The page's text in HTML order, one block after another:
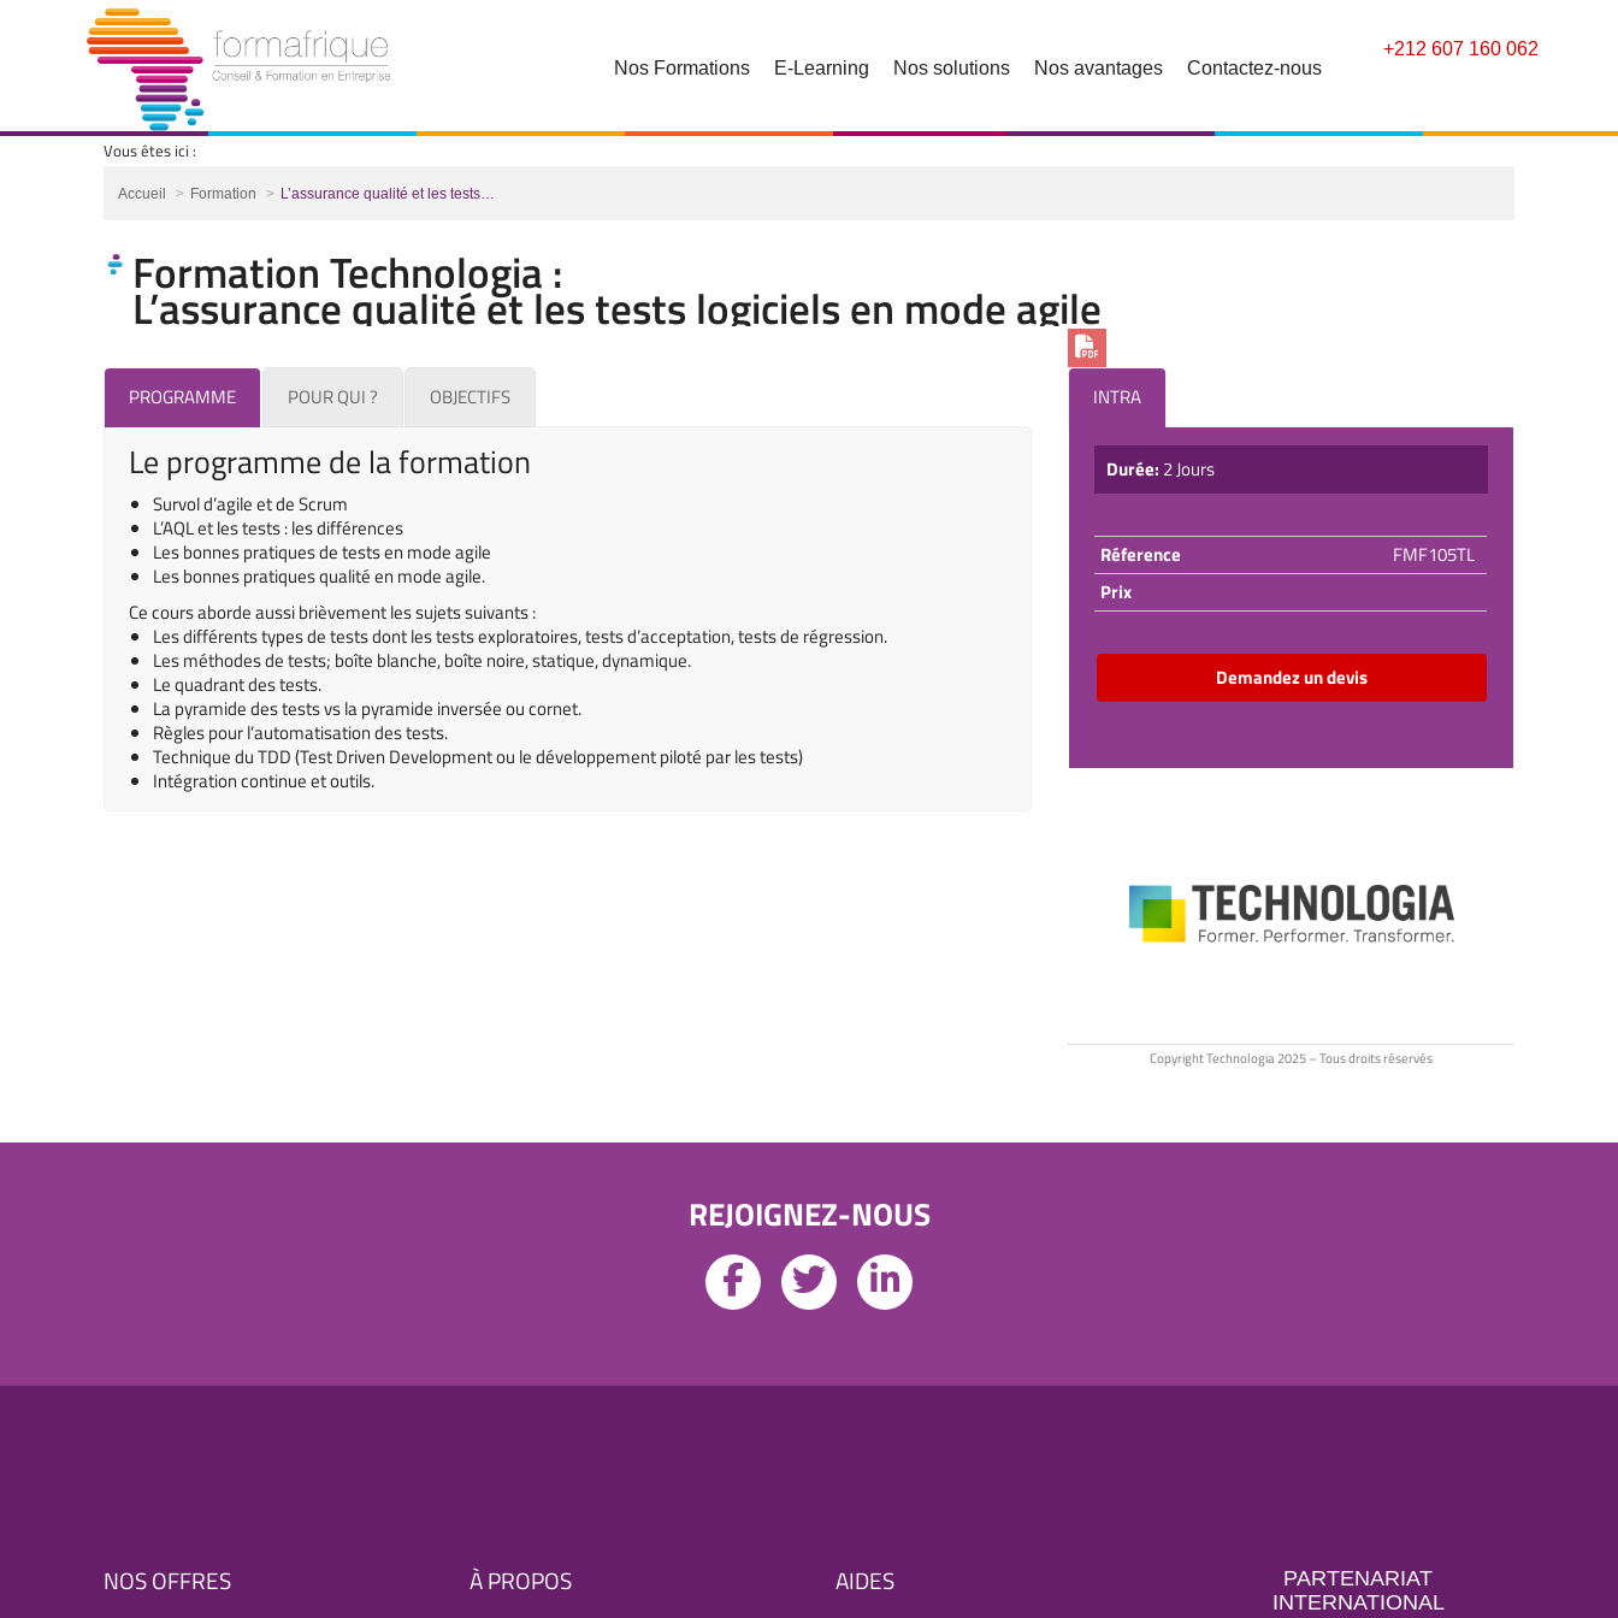
+212 607 160 062
Nos Formations
E-Learning Nos solutions Nos avantages Contactez-nous
Vous êtes ici :
Vous êtes ici :
Accueil Formation L’assurance qualité et les tests…
Formation Technologia :
L’assurance qualité et les tests logiciels en mode agile
PROGRAMME POUR QUI ? OBJECTIFS
Le programme de la formation
Survol d’agile et de Scrum
L’AQL et les tests : les différences
Les bonnes pratiques de tests en mode agile
Les bonnes pratiques qualité en mode agile.
Ce cours aborde aussi brièvement les sujets suivants :
Les différents types de tests dont les tests exploratoires, tests d’acceptation, tests de régression.
Les méthodes de tests; boîte blanche, boîte noire, statique, dynamique.
Le quadrant des tests.
La pyramide des tests vs la pyramide inversée ou cornet.
Règles pour l’automatisation des tests.
Technique du TDD (Test Driven Development ou le développement piloté par les tests)
Intégration continue et outils.
INTRA
Durée: 2 Jours
Réference
FMF105TL
Prix
Demandez un devis
Copyright Technologia 2025 – Tous droits réservés
REJOIGNEZ-NOUS
NOS OFFRES À PROPOS AIDES
PARTENARIAT
INTERNATIONAL